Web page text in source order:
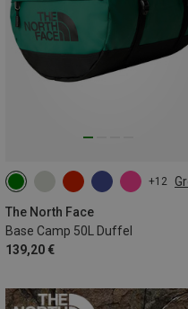
+12
The North Face
Base Camp 50L Duffel
139,20 €
50L